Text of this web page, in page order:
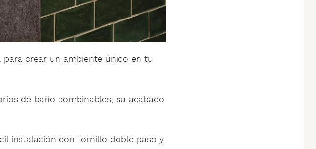
para crear un ambiente único en tu
de baño combinables, su acabado
instalación con tornillo doble paso y